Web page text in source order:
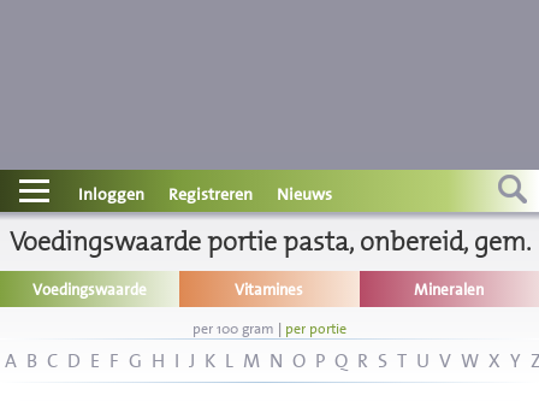
Contact
Informatie
Disclaimer
Inloggen Registreren Nieuws
Voedingswaarde portie pasta, onbereid, gem.
Voedingswaarde Vitamines Mineralen
per 100 gram | per portie
A B C D E F G H I J K L M N O P Q R S T U V W X Y